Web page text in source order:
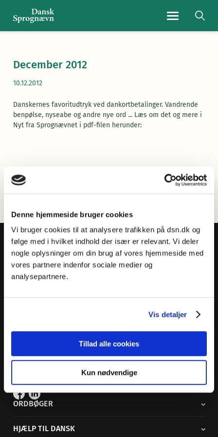
Denne hjemmeside bruger cookies
Vi bruger cookies til at analysere trafikken på dsn.dk og
følge med i hvilket indhold der især er relevant. Vi deler
nogle oplysninger om din brug af vores hjemmeside med
vores partnere indenfor sociale medier og
analysepartnere.
Vis detaljer
Tillad alle cookies
Kun nødvendige
December 2012
10.12.2012
Danskernes favoritudtryk ved dankortbetalinger. Vandrende
benpølse, nyseabe og andre nye ord ... Læs om det og mere i
Nyt fra Sprognævnet i pdf-filen herunder:
Læs Nyt fra Sprognævnet 2012/4(pdf)
Adelgade 119 B
Sproglige spørgsmål:33 74 74 74
33 74 74 00 ·adm@dsn.dk
Vi findes også på sociale medier
ORDBØGER
HJÆLP TIL DANSK